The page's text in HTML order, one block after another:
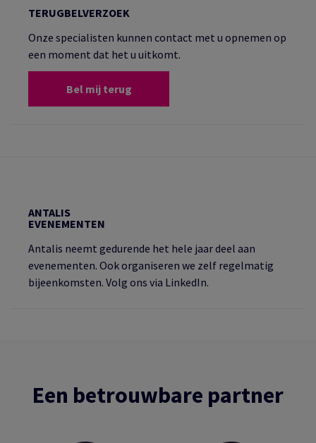
TERUGBELVERZOEK
Onze specialisten kunnen contact met u opnemen op
een moment dat het u uitkomt.
Bel mij terug
ANTALIS
EVENEMENTEN
Antalis neemt gedurende het hele jaar deel aan
evenementen. Ook organiseren we zelf regelmatig
bijeenkomsten. Volg ons via LinkedIn.
Een betrouwbare partner